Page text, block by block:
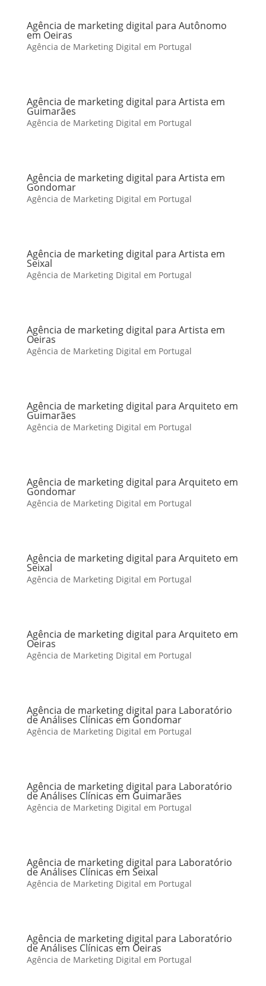
Agência de marketing digital para Autônomo
em Oeiras
Agência de Marketing Digital em Portugal
Agência de marketing digital para Artista em
Guimarães
Agência de Marketing Digital em Portugal
Agência de marketing digital para Artista em
Gondomar
Agência de Marketing Digital em Portugal
Agência de marketing digital para Artista em
Seixal
Agência de Marketing Digital em Portugal
Agência de marketing digital para Artista em
Oeiras
Agência de Marketing Digital em Portugal
Agência de marketing digital para Arquiteto em
Guimarães
Agência de Marketing Digital em Portugal
Agência de marketing digital para Arquiteto em
Gondomar
Agência de Marketing Digital em Portugal
Agência de marketing digital para Arquiteto em
Seixal
Agência de Marketing Digital em Portugal
Agência de marketing digital para Arquiteto em
Oeiras
Agência de Marketing Digital em Portugal
Agência de marketing digital para Laboratório
de Análises Clínicas em Gondomar
Agência de Marketing Digital em Portugal
Agência de marketing digital para Laboratório
de Análises Clínicas em Guimarães
Agência de Marketing Digital em Portugal
Agência de marketing digital para Laboratório
de Análises Clínicas em Seixal
Agência de Marketing Digital em Portugal
Agência de marketing digital para Laboratório
de Análises Clínicas em Oeiras
Agência de Marketing Digital em Portugal